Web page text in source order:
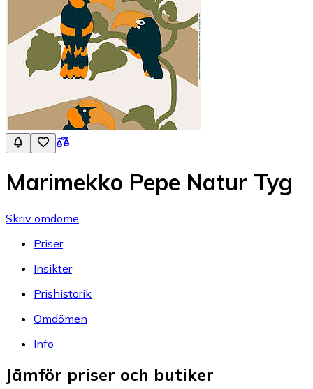
Marimekko Pepe Natur Tyg
Skriv omdöme
Priser
Insikter
Prishistorik
Omdömen
Info
Jämför priser och butiker